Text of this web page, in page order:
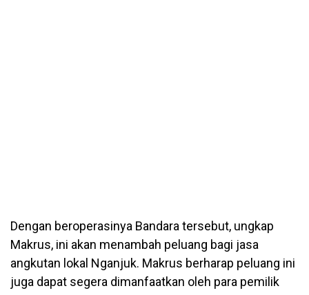
Dengan beroperasinya Bandara tersebut, ungkap
Makrus, ini akan menambah peluang bagi jasa
angkutan lokal Nganjuk. Makrus berharap peluang ini
juga dapat segera dimanfaatkan oleh para pemilik